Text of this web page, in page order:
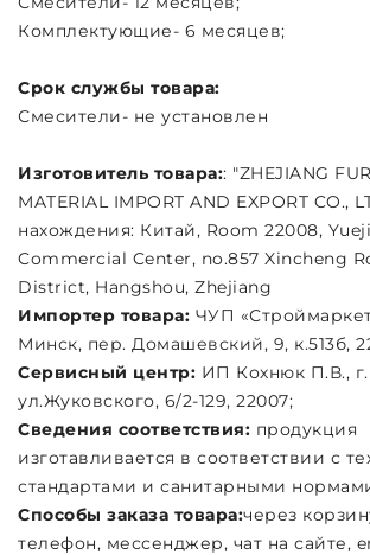
Комплектующие- 6 месяцев;
Срок службы товара:
Смесители- не установлен
Изготовитель товара:: "ZHEJIANG
MATERIAL IMPORT AND EXPORT CO.,
нахождения: Китай, Room 22008,
Commercial Center, no.857 Xincheng
District, Hangshou, Zhejiang
Импортер товара: ЧУП
Минск, пер. Домашевский, 9, к.513б,
Сервисный центр: ИП Кохнюк П.В.,
ул.Жуковского, 6/2-129, 22007;
Сведения соответствия: продукция
изготавливается в соответствии с
стандартами и санитарными
Способы заказа товара:через
телефон, мессенджер, чат на сайте,